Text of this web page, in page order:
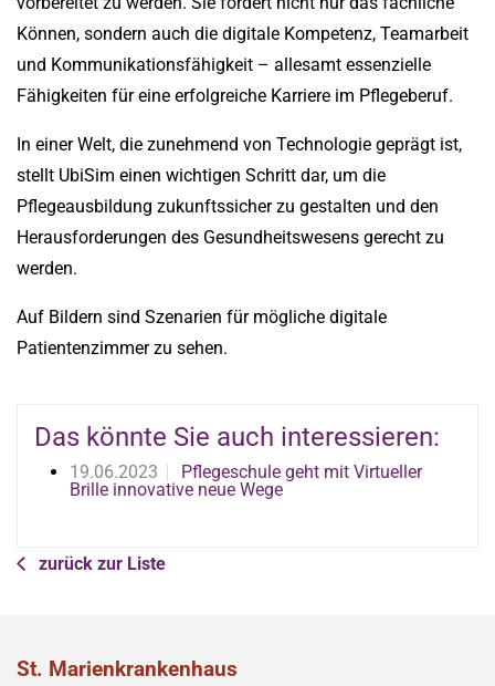
Können, sondern auch die digitale Kompetenz, Teamarbeit
und Kommunikationsfähigkeit – allesamt essenzielle
Fähigkeiten für eine erfolgreiche Karriere im Pflegeberuf.
In einer Welt, die zunehmend von Technologie geprägt ist,
stellt UbiSim einen wichtigen Schritt dar, um die
Pflegeausbildung zukunftssicher zu gestalten und den
Herausforderungen des Gesundheitswesens gerecht zu
werden.
Auf Bildern sind Szenarien für mögliche digitale
Patientenzimmer zu sehen.
Das könnte Sie auch interessieren:
19.06.2023
Pflegeschule geht mit Virtueller
Brille innovative neue Wege
zurück zur Liste
St. Marienkrankenhaus